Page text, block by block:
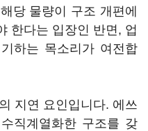
당 물량이 구조 개편에
한다는 입장인 반면, 업
하는 목소리가 여전합
지연 요인입니다. 에쓰
직계열화한 구조를 갖